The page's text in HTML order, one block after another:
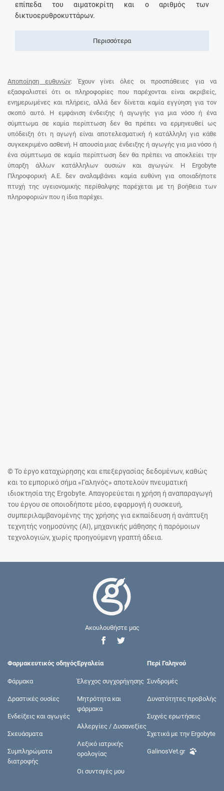
επίπεδα του αιματοκρίτη και ο αριθμός των
δικτυοερυθροκυττάρων.
Περισσότερα
Αποποίηση ευθυνών: Έχουν γίνει όλες οι προσπάθειες για να
εξασφαλιστεί ότι οι πληροφορίες που παρέχονται είναι ακριβείς,
ενημερωμένες και πλήρεις, αλλά δεν δίνεται καμία εγγύηση για τον
σκοπό αυτό. Η εμφάνιση ένδειξης ή αγωγής για μια νόσο ή ένα
σύμπτωμα σε καμία περίπτωση δεν θα πρέπει να ερμηνευθεί ως
υπόδειξη ότι η αγωγή είναι αποτελεσματική ή κατάλληλη για κάθε
συγκεκριμένο ασθενή. Η απουσία μιας ένδειξης ή αγωγής για μια νόσο ή
ένα σύμπτωμα σε καμία περίπτωση δεν θα πρέπει να αποκλείει την
ύπαρξη άλλων κατάλληλων ουσιών και αγωγών. Η Ergobyte
Πληροφορική Α.Ε. δεν αναλαμβάνει καμία ευθύνη για οποιαδήποτε
πτυχή της υγειονομικής περίθαλψης παρέχεται με τη βοήθεια των
πληροφοριών που η ίδια παρέχει.
© Το έργο καταχώρησης και επεξεργασίας δεδομένων, καθώς
και το εμπορικό σήμα «Γαληνός» αποτελούν πνευματική
ιδιοκτησία της Ergobyte. Απαγορεύεται η χρήση ή αναπαραγωγή
του έργου σε οποιοδήποτε μέσο, εφαρμογή ή συσκευή,
συμπεριλαμβανομένης της χρήσης για εκπαίδευση ή ανάπτυξη
τεχνητής νοημοσύνης (AI), μηχανικής μάθησης ή παρόμοιων
τεχνολογιών, χωρίς προηγούμενη γραπτή άδεια.
Ακουλουθήστε μας
Φαρμακευτικός οδηγός
Φάρμακα
Δραστικές ουσίες
Ενδείξεις και αγωγές
Σκευάσματα
Συμπληρώματα
διατροφής
Εργαλεία
Έλεγχος συγχορήγησης
Μητρότητα και
φάρμακα
Αλλεργίες / Δυσανεξίες
Λεξικό ιατρικής
ορολογίας
Οι συνταγές μου
Περί Γαληνού
Συνδρομές
Δυνατότητες προβολής
Συχνές ερωτήσεις
Σχετικά με την Ergobyte
GalinosVet.gr